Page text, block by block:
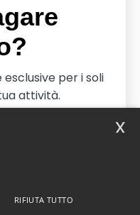
DEL CORSO 1 -
RIFIUTA TUTTO
x
per i soli
attività.